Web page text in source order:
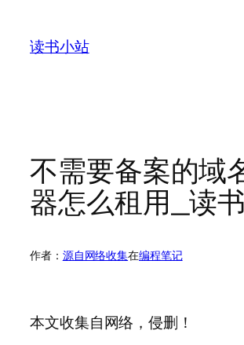
读书小站
不需要备案的域
器怎么租用_读
作者： 源自网络收集在编程笔记
本文收集自网络，侵删！